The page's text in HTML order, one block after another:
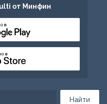
Найти
от Минфин
в
в